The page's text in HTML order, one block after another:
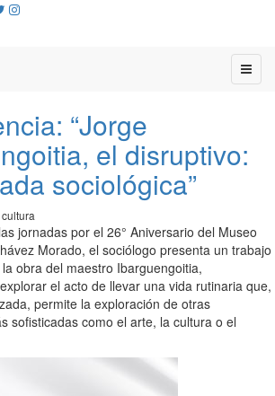
“Jorge
el disruptivo:
sociológica”
jornadas por el 26° Aniversario del Museo
Morado, el sociólogo presenta un trabajo
obra del maestro Ibarguengoitia,
el acto de llevar una vida rutinaria que,
permite la exploración de otras
sofisticadas como el arte, la cultura o el